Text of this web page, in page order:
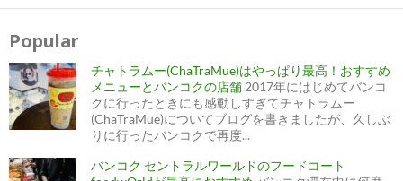
投
ビ
ゲ
ー
シ
ョ
ン
Popular
チャトラムー(ChaTraMue)はやっぱり最高！おすすめ
メニューとバンコクの店舗 2017年にはじめてバンコ
クに行ったときにも感動しすぎてチャトラムー
(ChaTraMue)についてブログを書きましたが、久しぶ
りに行ったバンコクで再度...
バンコク セントラルワールドのフードコート